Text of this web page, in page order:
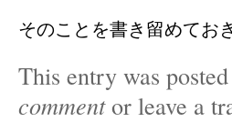
そのことを書き留めてお
This entry was
commentor leave a